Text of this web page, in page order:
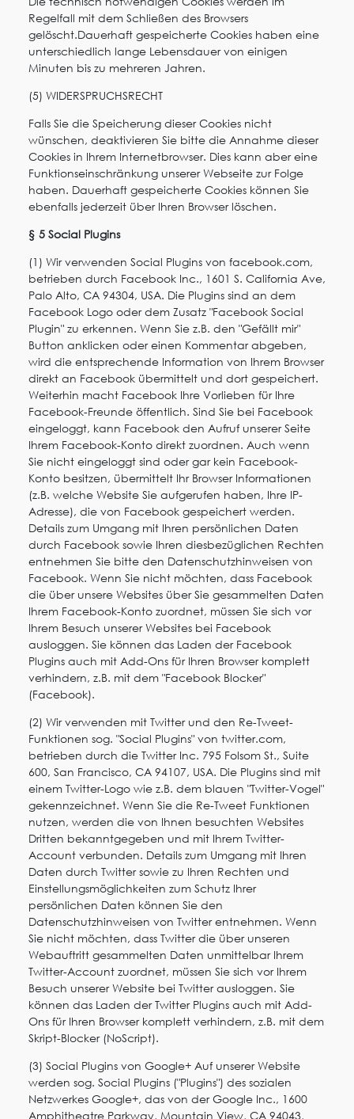
Regelfall mit dem Schließen des Browsers
gelöscht.Dauerhaft gespeicherte Cookies haben eine
unterschiedlich lange Lebensdauer von einigen
Minuten bis zu mehreren Jahren.
(5) WIDERSPRUCHSRECHT
Falls Sie die Speicherung dieser Cookies nicht
wünschen, deaktivieren Sie bitte die Annahme dieser
Cookies in Ihrem Internetbrowser. Dies kann aber eine
Funktionseinschränkung unserer Webseite zur Folge
haben. Dauerhaft gespeicherte Cookies können Sie
ebenfalls jederzeit über Ihren Browser löschen.
§ 5 Social Plugins
(1) Wir verwenden Social Plugins von facebook.com,
betrieben durch Facebook Inc., 1601 S. California Ave,
Palo Alto, CA 94304, USA. Die Plugins sind an dem
Facebook Logo oder dem Zusatz "Facebook Social
Plugin" zu erkennen. Wenn Sie z.B. den "Gefällt mir"
Button anklicken oder einen Kommentar abgeben,
wird die entsprechende Information von Ihrem Browser
direkt an Facebook übermittelt und dort gespeichert.
Weiterhin macht Facebook Ihre Vorlieben für Ihre
Facebook-Freunde öffentlich. Sind Sie bei Facebook
eingeloggt, kann Facebook den Aufruf unserer Seite
Ihrem Facebook-Konto direkt zuordnen. Auch wenn
Sie nicht eingeloggt sind oder gar kein Facebook-
Konto besitzen, übermittelt Ihr Browser Informationen
(z.B. welche Website Sie aufgerufen haben, Ihre IP-
Adresse), die von Facebook gespeichert werden.
Details zum Umgang mit Ihren persönlichen Daten
durch Facebook sowie Ihren diesbezüglichen Rechten
entnehmen Sie bitte den Datenschutzhinweisen von
Facebook. Wenn Sie nicht möchten, dass Facebook
die über unsere Websites über Sie gesammelten Daten
Ihrem Facebook-Konto zuordnet, müssen Sie sich vor
Ihrem Besuch unserer Websites bei Facebook
ausloggen. Sie können das Laden der Facebook
Plugins auch mit Add-Ons für Ihren Browser komplett
verhindern, z.B. mit dem "Facebook Blocker"
(Facebook).
(2) Wir verwenden mit Twitter und den Re-Tweet-
Funktionen sog. "Social Plugins" von twitter.com,
betrieben durch die Twitter Inc. 795 Folsom St., Suite
600, San Francisco, CA 94107, USA. Die Plugins sind mit
einem Twitter-Logo wie z.B. dem blauen "Twitter-Vogel"
gekennzeichnet. Wenn Sie die Re-Tweet Funktionen
nutzen, werden die von Ihnen besuchten Websites
Dritten bekanntgegeben und mit Ihrem Twitter-
Account verbunden. Details zum Umgang mit Ihren
Daten durch Twitter sowie zu Ihren Rechten und
Einstellungsmöglichkeiten zum Schutz Ihrer
persönlichen Daten können Sie den
Datenschutzhinweisen von Twitter entnehmen. Wenn
Sie nicht möchten, dass Twitter die über unseren
Webauftritt gesammelten Daten unmittelbar Ihrem
Twitter-Account zuordnet, müssen Sie sich vor Ihrem
Besuch unserer Website bei Twitter ausloggen. Sie
können das Laden der Twitter Plugins auch mit Add-
Ons für Ihren Browser komplett verhindern, z.B. mit dem
Skript-Blocker (NoScript).
(3) Social Plugins von Google+ Auf unserer Website
werden sog. Social Plugins ("Plugins") des sozialen
Netzwerkes Google+, das von der Google Inc., 1600
Amphitheatre Parkway, Mountain View, CA 94043,